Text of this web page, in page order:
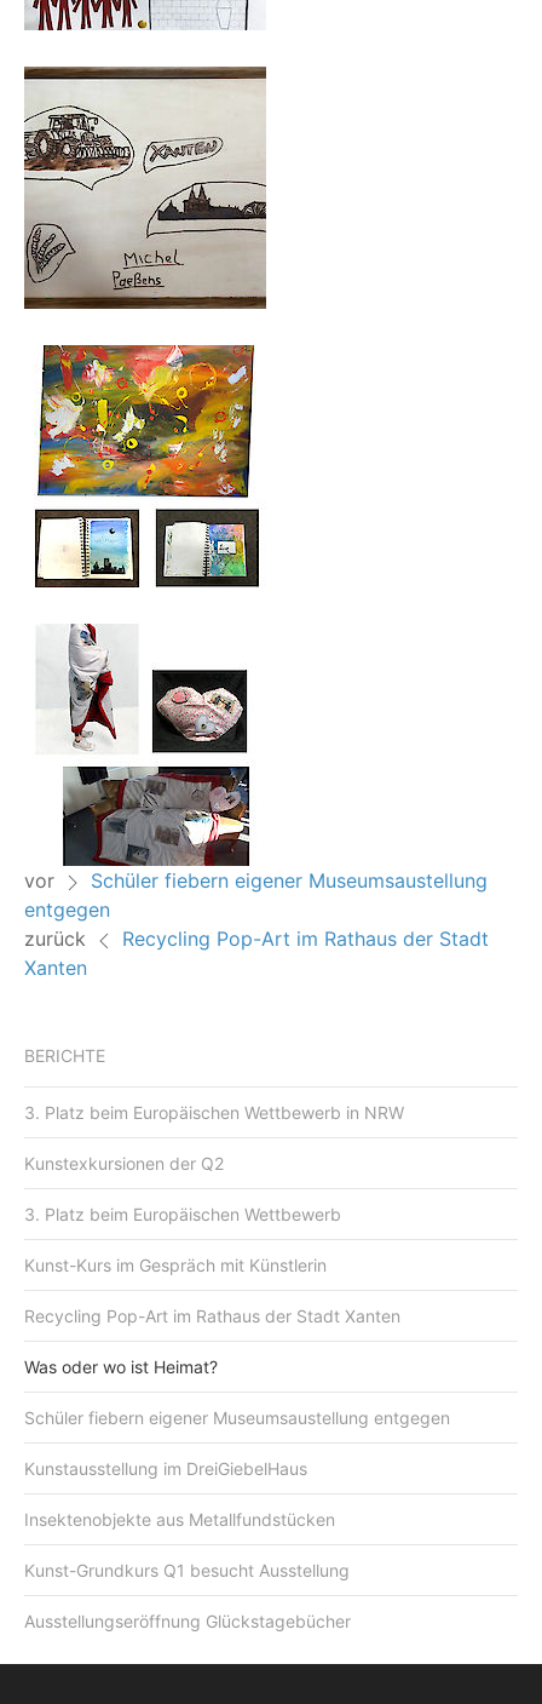
vor
Schüler fiebern eigener Museumsaustellung
entgegen
zurück
Recycling Pop-Art im Rathaus der Stadt
Xanten
BERICHTE
3. Platz beim Europäischen Wettbewerb in NRW
Kunstexkursionen der Q2
3. Platz beim Europäischen Wettbewerb
Kunst-Kurs im Gespräch mit Künstlerin
Recycling Pop-Art im Rathaus der Stadt Xanten
Was oder wo ist Heimat?
Schüler fiebern eigener Museumsaustellung entgegen
Kunstausstellung im DreiGiebelHaus
Insektenobjekte aus Metallfundstücken
Kunst-Grundkurs Q1 besucht Ausstellung
Ausstellungseröffnung Glückstagebücher